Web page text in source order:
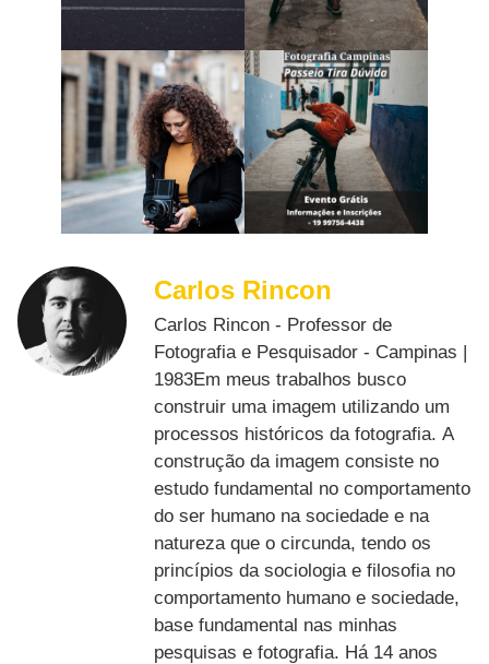
Carlos Rincon
Carlos Rincon - Professor de
Fotografia e Pesquisador - Campinas |
1983Em meus trabalhos busco
construir uma imagem utilizando um
processos históricos da fotografia. A
construção da imagem consiste no
estudo fundamental no comportamento
do ser humano na sociedade e na
natureza que o circunda, tendo os
princípios da sociologia e filosofia no
comportamento humano e sociedade,
base fundamental nas minhas
pesquisas e fotografia. Há 14 anos